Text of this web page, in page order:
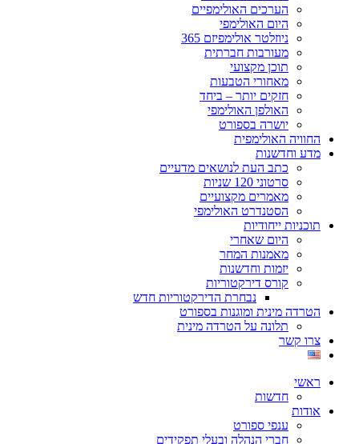
הערכים האולימפיים
היום האולימפי
ניוזלטר אולימפיזם 365
מעורבות חברתית
תוכן מקצועי
מאחורי הטבעות
חזקים יותר – ביחד
האולפן האולימפי
יושרה בספורט
החוויה האולימפית
מדע וחדשנות
כתב העת לנושאים מדעיים
סרטוני 120 שניות
מאמרים מקצועיים
הסטנדרט האולימפי
תוכניות ייחודיות
היום שאחרי
מאמנות המחר
יזמות וחדשנות
קורס דירקטוריות
נבחרת הדירקטוריות חדש
הטרדה מינית ומוגנות בספורט
תלונה על הטרדה מינית
צרו קשר
ראשי
חדשות
אודות
ענפי ספורט
חברי הנהלה ובעלי תפקידים